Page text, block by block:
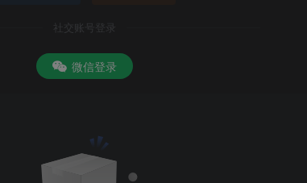
社交账号登录
微信登录